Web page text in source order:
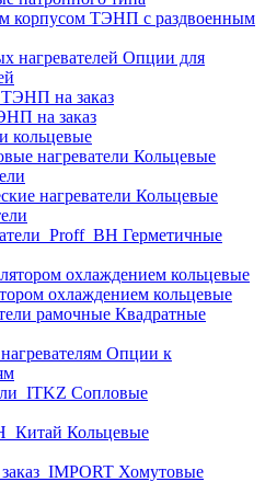
ТЭНП с раздвоенным
Опции для
на заказ
кольцевые
Кольцевые
Кольцевые
Герметичные
охлаждением кольцевые
Квадратные
Опции к
Cопловые
Кольцевые
Хомутовые